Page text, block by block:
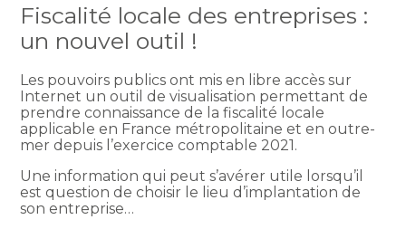
Fiscalité locale des entreprises :
un nouvel outil !
Les pouvoirs publics ont mis en libre accès sur
Internet un outil de visualisation permettant de
prendre connaissance de la fiscalité locale
applicable en France métropolitaine et en outre-
mer depuis l’exercice comptable 2021.
Une information qui peut s’avérer utile lorsqu’il
est question de choisir le lieu d’implantation de
son entreprise…